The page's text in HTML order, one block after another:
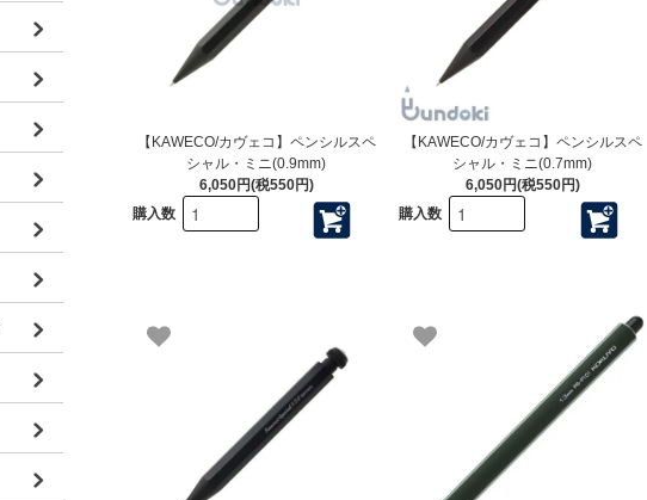
【KAWECO/カヴェコ】ペンシルスペ
シャル・ミニ(0.9mm)
6,050円(税550円)
購入数
【KAWECO/カヴェコ】ペンシルスペ
シャル・ミニ(0.7mm)
6,050円(税550円)
購入数